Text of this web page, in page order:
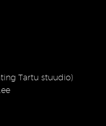
Tartu stuudio)